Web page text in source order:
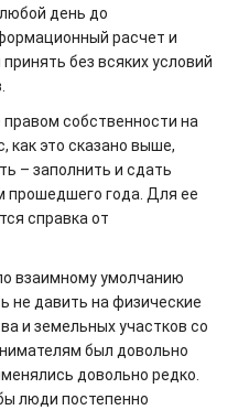
день до
расчет и
без всяких условий
собственности на
как это сказано выше,
– заполнить и сдать
прошедшего года. Для ее
справка от
взаимному умолчанию
не давить на физические
и земельных участков со
был довольно
довольно редко.
люди постепенно